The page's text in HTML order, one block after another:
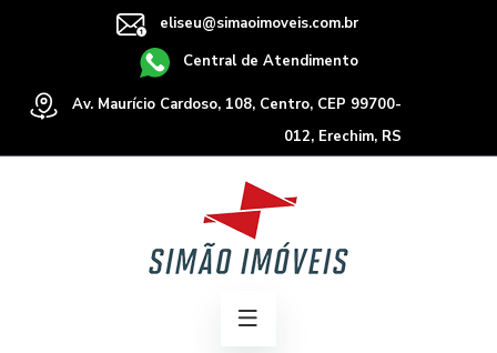
eliseu@simaoimoveis.com.br
Central de Atendimento
Av. Maurício Cardoso, 108, Centro, CEP 99700-
012, Erechim, RS